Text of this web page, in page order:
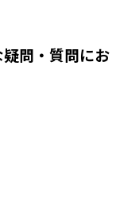
問・質問にお